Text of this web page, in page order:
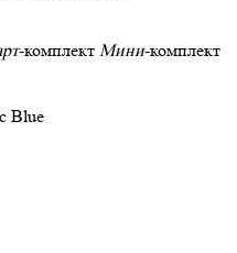
-комплект Мини-комплект
Blue